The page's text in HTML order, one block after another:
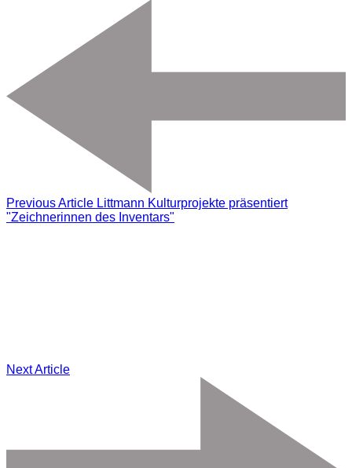
Previous Article Littmann Kulturprojekte präsentiert
"Zeichnerinnen des Inventars"
Next Article